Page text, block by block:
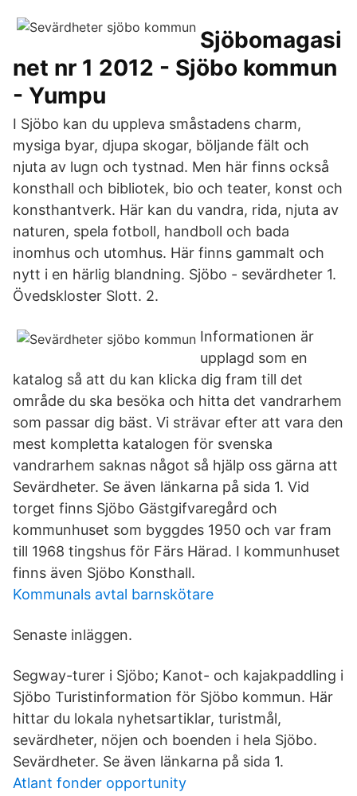
Sjöbomagasi
net nr 1 2012 - Sjöbo kommun
- Yumpu
I Sjöbo kan du uppleva småstadens charm,
mysiga byar, djupa skogar, böljande fält och
njuta av lugn och tystnad. Men här finns också
konsthall och bibliotek, bio och teater, konst och
konsthantverk. Här kan du vandra, rida, njuta av
naturen, spela fotboll, handboll och bada
inomhus och utomhus. Här finns gammalt och
nytt i en härlig blandning. Sjöbo - sevärdheter 1.
Övedskloster Slott. 2.
Informationen är
upplagd som en
katalog så att du kan klicka dig fram till det
område du ska besöka och hitta det vandrarhem
som passar dig bäst. Vi strävar efter att vara den
mest kompletta katalogen för svenska
vandrarhem saknas något så hjälp oss gärna att
Sevärdheter. Se även länkarna på sida 1. Vid
torget finns Sjöbo Gästgifvaregård och
kommunhuset som byggdes 1950 och var fram
till 1968 tingshus för Färs Härad. I kommunhuset
finns även Sjöbo Konsthall.
Kommunals avtal barnskötare
Senaste inläggen.
Segway-turer i Sjöbo; Kanot- och kajakpaddling i
Sjöbo Turistinformation för Sjöbo kommun. Här
hittar du lokala nyhetsartiklar, turistmål,
sevärdheter, nöjen och boenden i hela Sjöbo.
Sevärdheter. Se även länkarna på sida 1.
Atlant fonder opportunity